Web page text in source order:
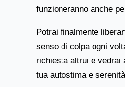
funzioneranno anche
Potrai finalmente
senso di colpa ogni
richiesta altrui e vedrai
tua autostima e